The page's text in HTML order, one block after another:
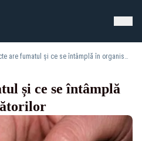
Ce efecte are fumatul și ce se întâmplă în organismul fumătorilor
și ce se întâmplă